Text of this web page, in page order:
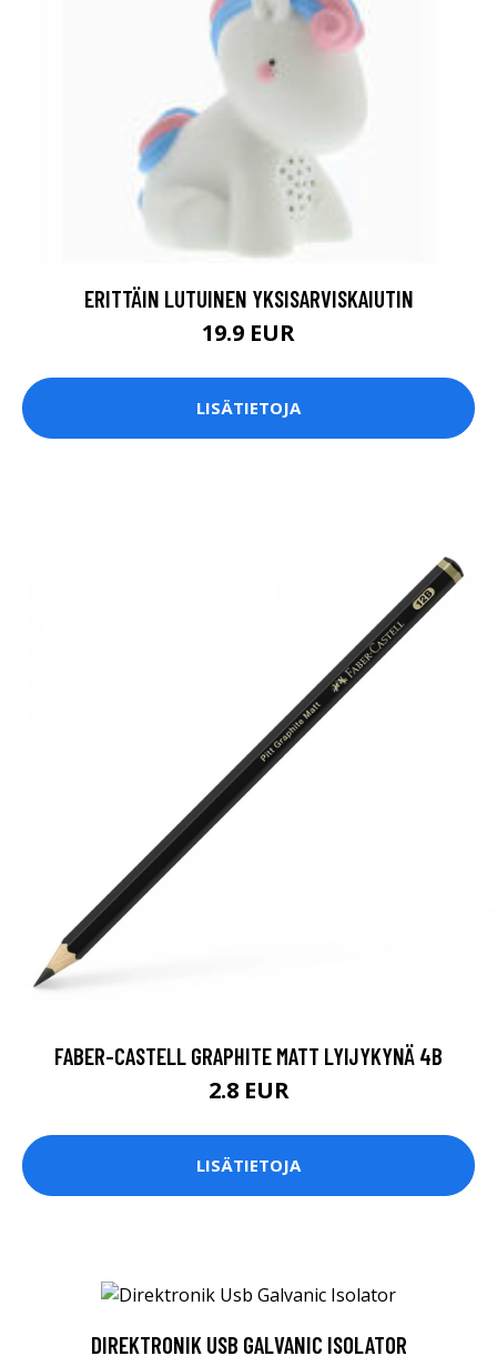
ERITTÄIN LUTUINEN YKSISARVISKAIUTIN
19.9 EUR
LISÄTIETOJA
FABER-CASTELL GRAPHITE MATT LYIJYKYNÄ 4B
2.8 EUR
LISÄTIETOJA
DIREKTRONIK USB GALVANIC ISOLATOR